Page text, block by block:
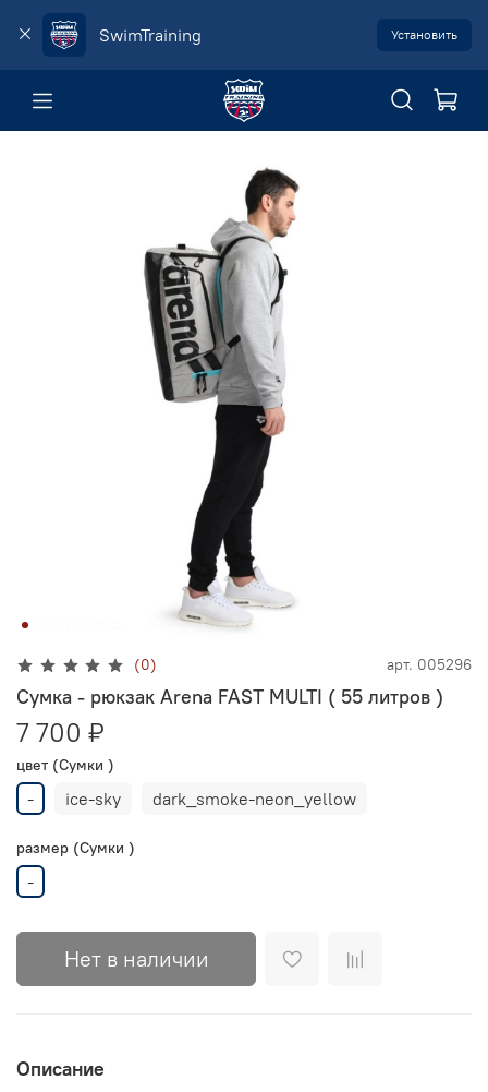
SwimTraining Установить
(0) арт. 005296
Сумка - рюкзак Arena FAST MULTI ( 55 литров )
7 700 ₽
цвет (Сумки )
- ice-sky dark_smoke-neon_yellow
размер (Сумки )
-
Нет в наличии
Описание